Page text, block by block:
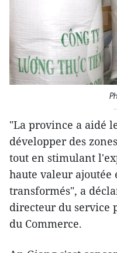
"La province a aidé
développer des
tout en stimulant
haute valeur ajoutée
transformés", a
directeur du service
du Commerce.